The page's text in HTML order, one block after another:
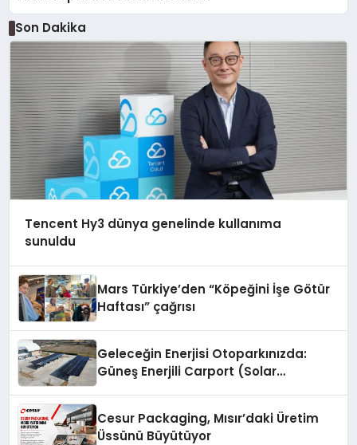
Son Dakika
Tencent Hy3 dünya genelinde kullanıma
sunuldu
Mars Türkiye’den “Köpeğini İşe Götür
Haftası” çağrısı
Geleceğin Enerjisi Otoparkınızda:
Güneş Enerjili Carport (Solar
Cesur Packaging, Mısır’daki Üretim
Üssünü Büyütüyor